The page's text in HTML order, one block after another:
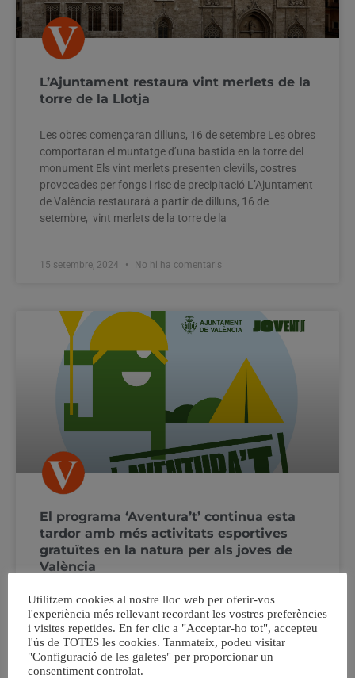
L’Ajuntament restaura vint merlets de la
torre de la Llotja
Les obres començaran dilluns, 16 de setembre Les obres
comportaran el muntatge d’una bastida en la torre del
monument Els vint merlets presenten clevills, costres
provocades per fongs i risc de precipitació L’Ajuntament
de València restaurarà a partir de dilluns, 16 de
setembre, vint merlets de la torre de la
15 setembre, 2024 No hi ha comentaris
El programa ‘Aventura’t’ continua esta
tardor amb més activitats esportives
gratuïtes en la natura per als joves de
València
Este diumenge s’obri el termini d’inscripció per a huit
eixides programades cada dissabte a partir del 28 de
setembre Barranquisme, escalada, espeleologia i via
ferrata són les activitats proposades, que es duran a
terme Chulilla, Vilamarxant, Serra i Enguera L’oferta,
Utilitzem cookies al nostre lloc web per oferir-vos
l'experiència més rellevant recordant les vostres preferències
i visites repetides. En fer clic a "Acceptar-ho tot", accepteu
l'ús de TOTES les cookies. Tanmateix, podeu visitar
"Configuració de les galetes" per proporcionar un
consentiment controlat.